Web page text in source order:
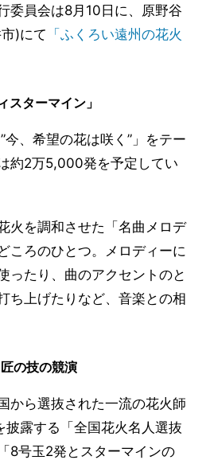
委員会は8月10日に、原野谷
)にて 「ふくろい遠州の花火
スターマイン」
、希望の花は咲く”」をテー
約2万5,000発を予定してい
火を調和させた「名曲メロデ
ころのひとつ。メロディーに
ったり、曲のアクセントのと
ち上げたりなど、音楽との相
の技の競演
から選抜された一流の花火師
披露する「全国花火名人選抜
8号玉2発とスターマインの